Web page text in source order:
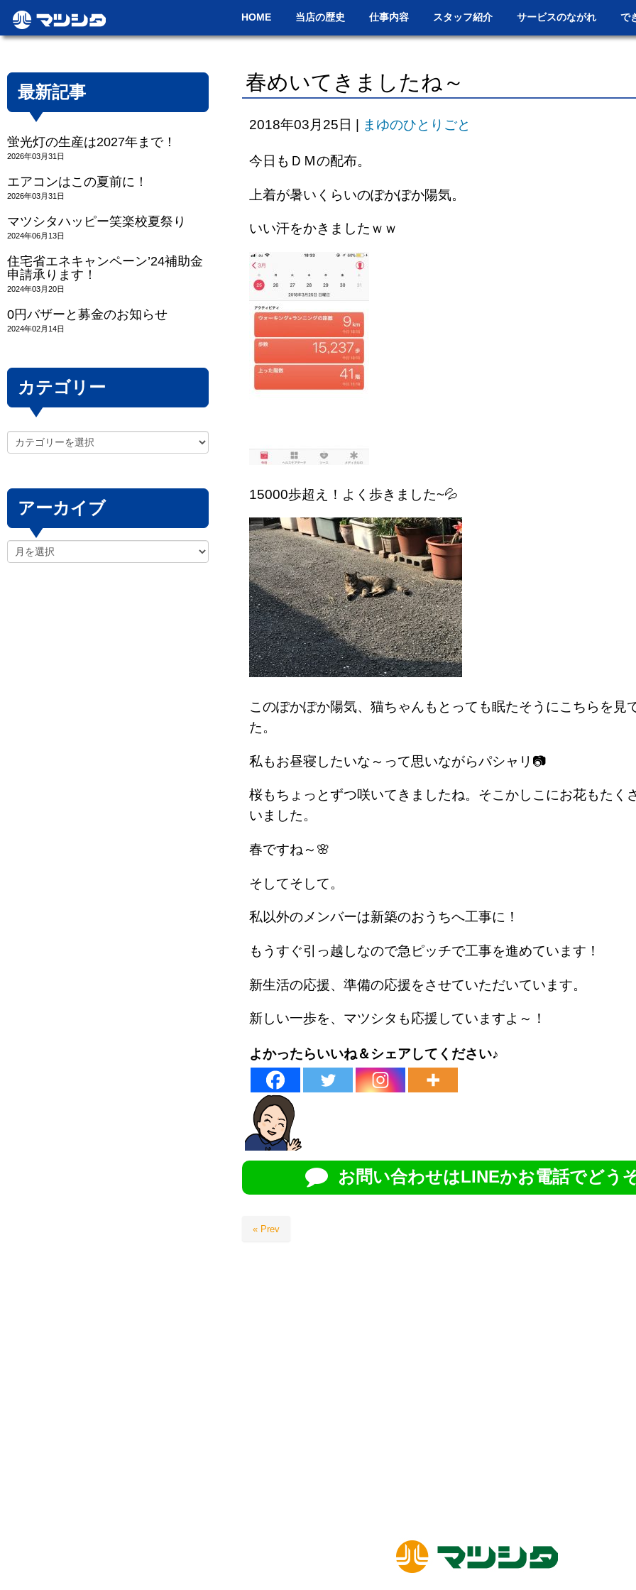
HOME 当店の歴史 仕事内容 スタッフ紹介 サービスのながれ で
春めいてきましたね～
2018年03月25日 まゆのひとりごと
今日もＤＭの配布。
上着が暑いくらいのぽかぽか陽気。
いい汗をかきましたｗｗ
15000歩超え！よく歩きました~💦
このぽかぽか陽気、猫ちゃんもとっても眠たそうにこちらを見
た。
私もお昼寝したいな～って思いながらパシャリ📷
桜もちょっとずつ咲いてきましたね。そこかしこにお花もたく
いました。
春ですね～🌸
そしてそして。
私以外のメンバーは新築のおうちへ工事に！
もうすぐ引っ越しなので急ピッチで工事を進めています！
新生活の応援、準備の応援をさせていただいています。
新しい一歩を、マツシタも応援していますよ～！
よかったらいいね＆シェアしてください♪
お問い合わせはLINEかお電話でどう
« Prev
最新記事
蛍光灯の生産は2027年まで！
2026年03月31日
エアコンはこの夏前に！
2026年03月31日
マツシタハッピー笑楽校夏祭り
2024年06月13日
住宅省エネキャンペーン’24補助金
申請承ります！
2024年03月20日
0円バザーと募金のお知らせ
2024年02月14日
カテゴリー
アーカイブ